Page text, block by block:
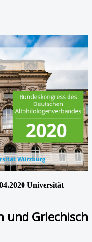
Universität
und Griechisch